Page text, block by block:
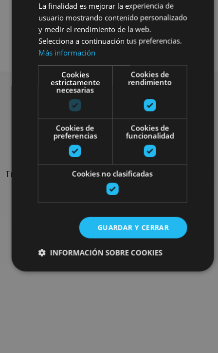
Agua
Rechercher plus de
sorties
Trouvez des sorties et des propositions pour compléter votre
séjour en Navarre : activités organisées, visites et les
évènements-phares de l'agenda
Allez au navigateur de sorties
La finalidad es mejorar la experiencia de
usuario mostrando contenido personalizado
y medir el rendimiento de la web.
Selecciona a continuación tus preferencias.
Más información
Cookies
estrictamente
necesarias
Cookies de
rendimiento
Cookies de
preferencias
Cookies de
funcionalidad
Cookies no clasificadas
GUARDAR Y CERRAR
INFORMACIÓN SOBRE COOKIES